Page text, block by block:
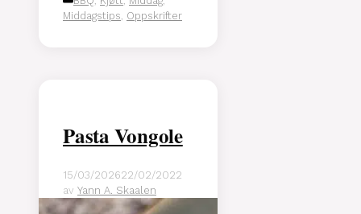
Middagstips, Oppskrifter
Pasta Vongole
15/03/202622/02/2022
av Yann A. Skaalen